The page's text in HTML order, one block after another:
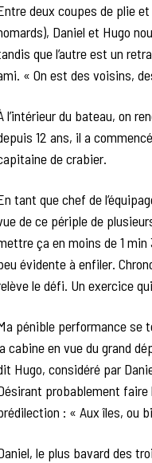
deux coupes de plie
Daniel et Hugo
que l’autre est un
« On est des voisins,
l’intérieur du bateau, on
12 ans, il a
de crabier.
tant que chef de
de ce périple de
ça en moins de 1
évidente à enfiler.
le défi. Un exercice
pénible performance se
cabine en vue du grand
Hugo, considéré par
probablement faire
: « Aux îles, ou
le plus bavard des